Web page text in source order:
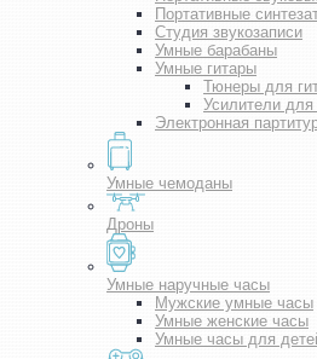
Портативные
Студия звукозаписи
Умные барабаны
Умные гитары
Тюнеры для
Усилители для
Электронная
Умные чемоданы
Дроны
Умные наручные часы
Мужские умные часы
Умные женские часы
Умные часы для